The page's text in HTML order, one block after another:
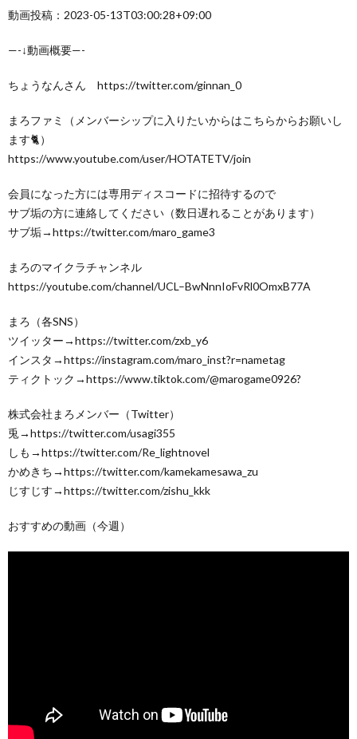
動画投稿：2023-05-13T03:00:28+09:00
—-↓動画概要—-
ちょうなんさん https://twitter.com/ginnan_0
まろファミ（メンバーシップに入りたいからはこちらからお願いし
ます🐈）
https://www.youtube.com/user/HOTATETV/join
会員になった方には専用ディスコードに招待するので
サブ垢の方に連絡してください（数日遅れることがあります）
サブ垢→https://twitter.com/maro_game3
まろのマイクラチャンネル
https://youtube.com/channel/UCL–BwNnnIoFvRl0OmxB77A
まろ（各SNS）
ツイッター→https://twitter.com/zxb_y6
インスタ→https://instagram.com/maro_inst?r=nametag
ティクトック→https://www.tiktok.com/@marogame0926?
株式会社まろメンバー（Twitter）
兎→https://twitter.com/usagi355
しも→https://twitter.com/Re_lightnovel
かめきち→https://twitter.com/kamekamesawa_zu
じすじす→https://twitter.com/zishu_kkk
おすすめの動画（今週）